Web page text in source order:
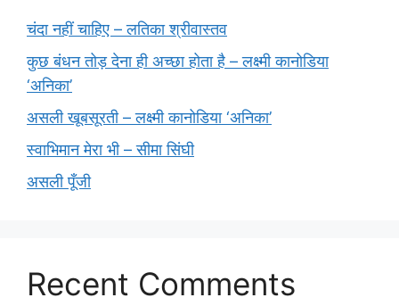
चंदा नहीं चाहिए – लतिका श्रीवास्तव
कुछ बंधन तोड़ देना ही अच्छा होता है – लक्ष्मी कानोडिया
‘अनिका’
असली खूबसूरती – लक्ष्मी कानोडिया ‘अनिका’
स्वाभिमान मेरा भी – सीमा सिंघी
असली पूँजी
Recent Comments